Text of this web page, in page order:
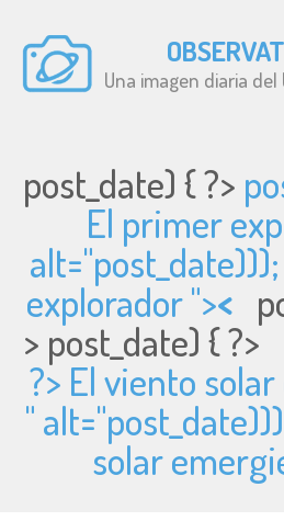
Una imagen diaria
post_date) { ?>
El primer
alt="
explorador "><
> post_date) { ?>
?> El viento
" alt="
solar